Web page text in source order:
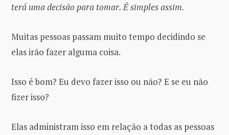
terá uma decisão para tomar. É simples assim.
Muitas pessoas passam muito tempo decidindo se
elas irão fazer alguma coisa.
Isso é bom? Eu devo fazer isso ou não? E se eu não
fizer isso?
Elas administram isso em relação a todas as pessoas